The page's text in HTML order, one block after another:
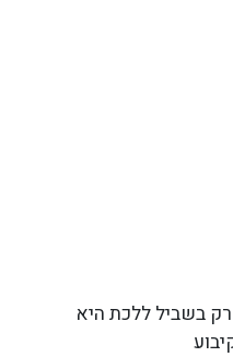
בשביל ללכת היא